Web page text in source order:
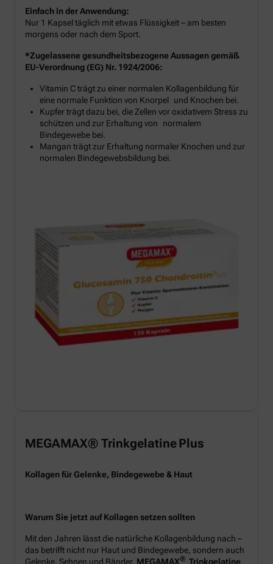
Einfach in der Anwendung:
Nur 1 Kapsel täglich mit etwas Flüssigkeit – am besten
morgens oder nach dem Sport.
*Zugelassene gesundheitsbezogene Aussagen gemäß
EU-Verordnung (EG) Nr. 1924/2006:
Vitamin C trägt zu einer normalen Kollagenbildung für
eine normale Funktion von Knorpel und Knochen bei.
Kupfer trägt dazu bei, die Zellen vor oxidativem Stress zu
schützen und zur Erhaltung von normalem
Bindegewebe bei.
Mangan trägt zur Erhaltung normaler Knochen und zur
normalen Bindegewebsbildung bei.
MEGAMAX® Trinkgelatine Plus
Kollagen für Gelenke, Bindegewebe & Haut
Warum Sie jetzt auf Kollagen setzen sollten
Mit den Jahren lässt die natürliche Kollagenbildung nach –
das betrifft nicht nur Haut und Bindegewebe, sondern auch
Gelenke, Sehnen und Bänder. MEGAMAX® Trinkgelatine